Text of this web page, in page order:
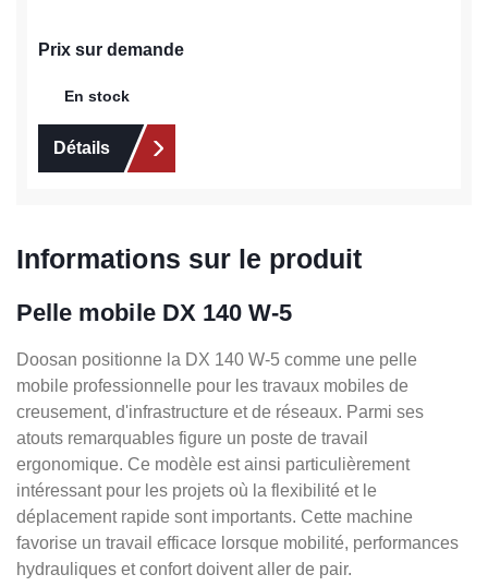
Prix sur demande
En stock
Détails
Informations sur le produit
Pelle mobile DX 140 W-5
Doosan positionne la DX 140 W-5 comme une pelle
mobile professionnelle pour les travaux mobiles de
creusement, d'infrastructure et de réseaux. Parmi ses
atouts remarquables figure un poste de travail
ergonomique. Ce modèle est ainsi particulièrement
intéressant pour les projets où la flexibilité et le
déplacement rapide sont importants. Cette machine
favorise un travail efficace lorsque mobilité, performances
hydrauliques et confort doivent aller de pair.